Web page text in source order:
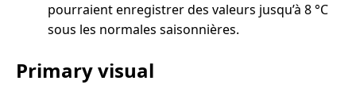
pourraient enregistrer des valeurs jusqu’à 8 °C
sous les normales saisonnières.
Primary visual